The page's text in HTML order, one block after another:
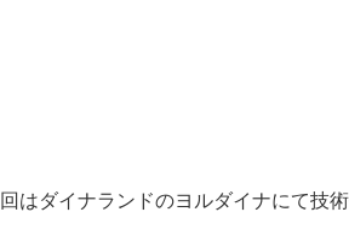
はダイナランドのヨルダイナにて技